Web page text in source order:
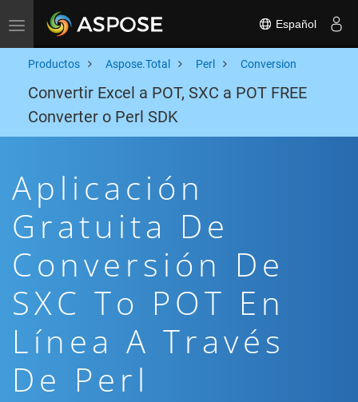
Toggle navigation Español
Productos Aspose.Total Perl Conversion
Convertir Excel a POT, SXC a POT FREE
Converter o Perl SDK
Aplicación
Gratuita De
Conversión De
SXC To POT En
Línea A Través
De Perl